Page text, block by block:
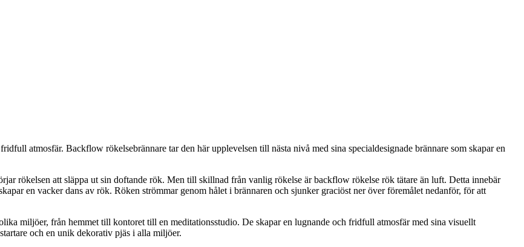
atmosfär. Backflow rökelsebrännare tar den här upplevelsen till nästa nivå med sina specialdesignade brännare som skapar en
rökelsen att släppa ut sin doftande rök. Men till skillnad från vanlig rökelse är backflow rökelse rök tätare än luft. Detta innebär
en vacker dans av rök. Röken strömmar genom hålet i brännaren och sjunker graciöst ner över föremålet nedanför, för att
miljöer, från hemmet till kontoret till en meditationsstudio. De skapar en lugnande och fridfull atmosfär med sina visuellt
och en unik dekorativ pjäs i alla miljöer.